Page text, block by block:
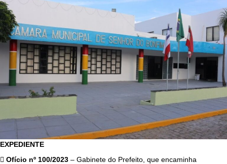
EXPEDIENTE
 Ofício nº 100/2023 – Gabinete do Prefeito, que encaminha